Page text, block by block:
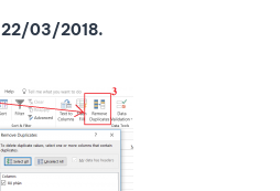
22/03/2018.